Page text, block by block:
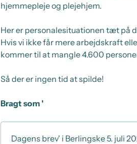
hjemmepleje og plejehjem.
Her er personalesituationen tæt på
Hvis vi ikke får mere arbejdskraft
kommer til at mangle 4.600
Så der er ingen tid at spilde!
Bragt som '
Dagens brev' i Berlingske 5. juli